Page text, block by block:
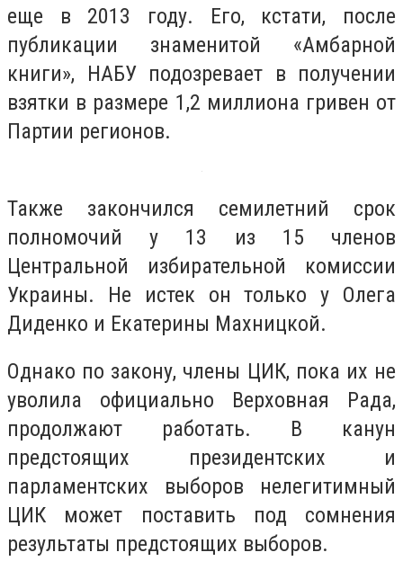
еще в 2013 году. Его, кстати, после
публикации знаменитой «Амбарной
книги», НАБУ подозревает в получении
взятки в размере 1,2 миллиона гривен от
Партии регионов.
Также закончился семилетний срок
полномочий у 13 из 15 членов
Центральной избирательной комиссии
Украины. Не истек он только у Олега
Диденко и Екатерины Махницкой.
Однако по закону, члены ЦИК, пока их не
уволила официально Верховная Рада,
продолжают работать. В канун
предстоящих президентских и
парламентских выборов нелегитимный
ЦИК может поставить под сомнения
результаты предстоящих выборов.